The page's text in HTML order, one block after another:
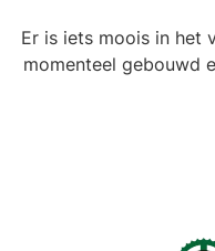
Er is iets moois in het
momenteel gebouwd